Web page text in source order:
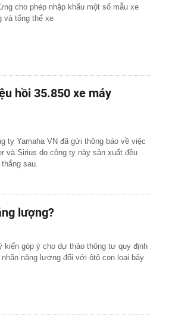
cho phép nhập khẩu một số mẫu xe
và tổng thể xe
hồi 35.850 xe máy
ty Yamaha VN đã gửi thông báo về việc
và Sirius do công ty này sản xuất đều
sau.
lượng?
kiến góp ý cho dự thảo thông tư quy định
năng lượng đối với ôtô con loại bảy